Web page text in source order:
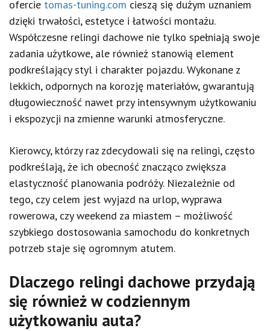
ofercie tomas-tuning.com cieszą się dużym uznaniem
dzięki trwałości, estetyce i łatwości montażu.
Współczesne relingi dachowe nie tylko spełniają swoje
zadania użytkowe, ale również stanowią element
podkreślający styl i charakter pojazdu. Wykonane z
lekkich, odpornych na korozję materiałów, gwarantują
długowieczność nawet przy intensywnym użytkowaniu
i ekspozycji na zmienne warunki atmosferyczne.
Kierowcy, którzy raz zdecydowali się na relingi, często
podkreślają, że ich obecność znacząco zwiększa
elastyczność planowania podróży. Niezależnie od
tego, czy celem jest wyjazd na urlop, wyprawa
rowerowa, czy weekend za miastem – możliwość
szybkiego dostosowania samochodu do konkretnych
potrzeb staje się ogromnym atutem.
Dlaczego relingi dachowe przydają
się również w codziennym
użytkowaniu auta?